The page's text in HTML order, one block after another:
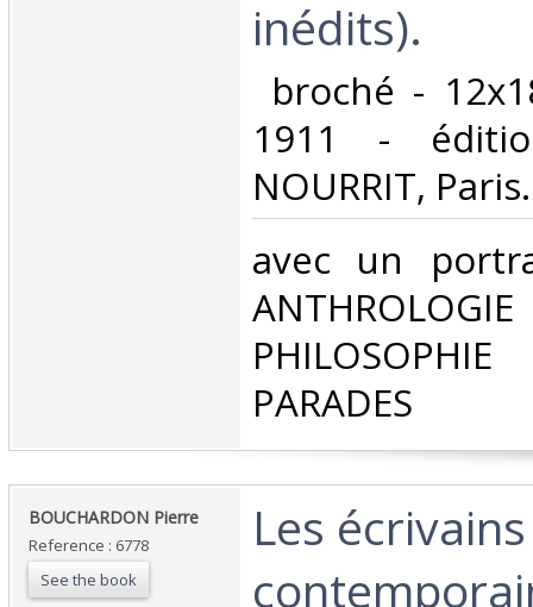
inédits).‎
broché -
1911 -
NOURRIT, Paris.‎
‎avec un
PHILOSOPHIE
PARADES‎
‎BOUCHARDON Pierre‎
Reference : 6778
See the book
‎Les écrivains